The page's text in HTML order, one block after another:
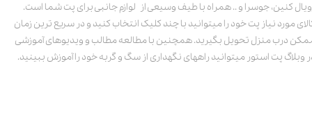
کنین، جوسرا و .. همراه با طیف وسیعی از لوازم جانبی برای پت شما است.
مورد نیاز پت خود را میتوانید با چند کلیک انتخاب کنید و در سریع ترین زمان
درب منزل تحویل بگیرید. همچنین با مطالعه مطالب و ویدیوهای آموزشی
وبلاگ پت استور میتوانید راههای نگهداری از سگ و گربه خود را آموزش ببینید.